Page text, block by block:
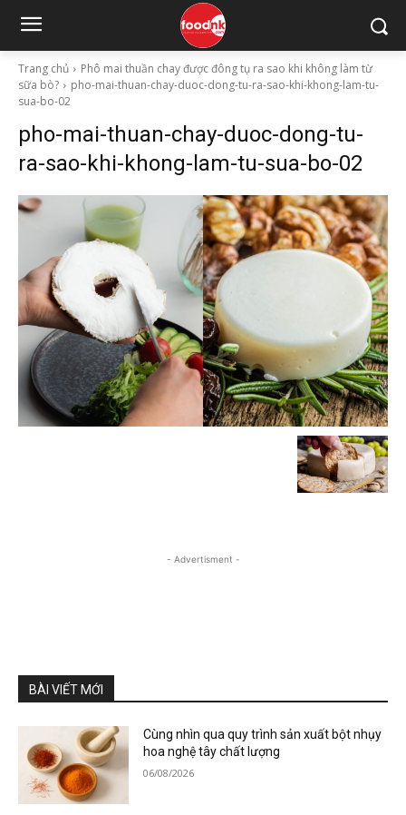
Trang chủ
Phô mai thuần chay được đông tụ ra sao khi không làm từ
sữa bò?
pho-mai-thuan-chay-duoc-dong-tu-ra-sao-khi-khong-lam-tu-
sua-bo-02
pho-mai-thuan-chay-duoc-dong-tu-
ra-sao-khi-khong-lam-tu-sua-bo-02
- Advertisment -
BÀI VIẾT MỚI
Cùng nhìn qua quy trình sản xuất bột nhụy
hoa nghệ tây chất lượng
06/08/2026